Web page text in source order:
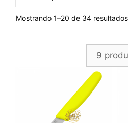
Mostrando 1–20 de 34 resultados